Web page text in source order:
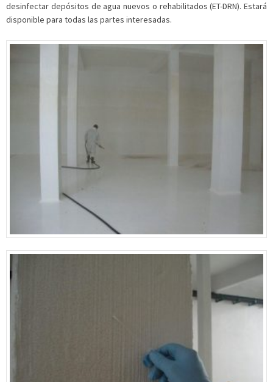
desinfectar depósitos de agua nuevos o rehabilitados (ET-DRN). Estará
disponible para todas las partes interesadas.